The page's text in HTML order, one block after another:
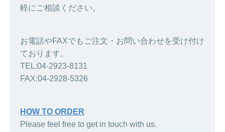
軽にご相談ください。
お電話やFAXでもご注文・お問い合わせを受け付け
ております。
TEL:04-2923-8131
FAX:04-2928-5326
HOW TO ORDER
Please feel free to get in touch with us.